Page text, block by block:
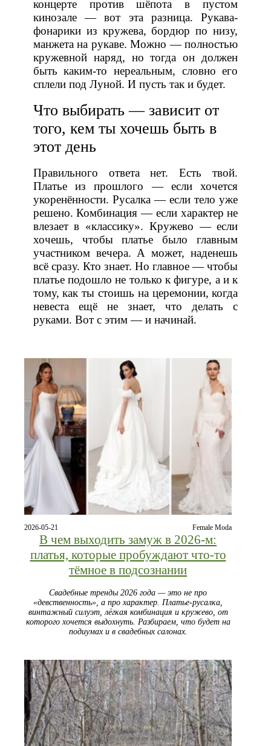
концерте против шёпота в пустом
кинозале — вот эта разница. Рукава-
фонарики из кружева, бордюр по низу,
манжета на рукаве. Можно — полностью
кружевной наряд, но тогда он должен
быть каким-то нереальным, словно его
сплели под Луной. И пусть так и будет.
Что выбирать — зависит от
того, кем ты хочешь быть в
этот день
Правильного ответа нет. Есть твой.
Платье из прошлого — если хочется
укоренённости. Русалка — если тело уже
решено. Комбинация — если характер не
влезает в «классику». Кружево — если
хочешь, чтобы платье было главным
участником вечера. А может, наденешь
всё сразу. Кто знает. Но главное — чтобы
платье подошло не только к фигуре, а и к
тому, как ты стоишь на церемонии, когда
невеста ещё не знает, что делать с
руками. Вот с этим — и начинай.
2026-05-21 Female Moda
В чем выходить замуж в 2026-м:
платья, которые пробуждают что-то
тёмное в подсознании
Свадебные тренды 2026 года — это не про
«девственность», а про характер. Платье-русалка,
винтажный силуэт, лёгкая комбинация и кружево, от
которого хочется выдохнуть. Разбираем, что будет на
подиумах и в свадебных салонах.